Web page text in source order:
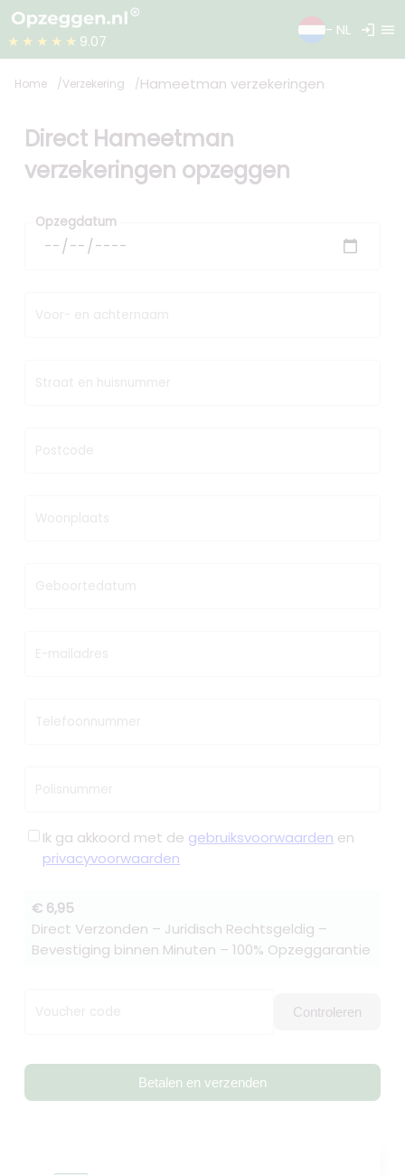
★★★★★ 9.07
- NL login menu
Home Verzekering Hameetman verzekeringen
Direct Hameetman
verzekeringen opzeggen
Opzegdatum
Voor- en achternaam
Straat en huisnummer
Postcode
Woonplaats
Geboortedatum
E-mailadres
Telefoonnummer
Polisnummer
Ik ga akkoord met de gebruiksvoorwaarden en
privacyvoorwaarden
€ 6,95
Direct Verzonden – Juridisch Rechtsgeldig –
Bevestiging binnen Minuten – 100% Opzeggarantie
Voucher code Controleren
Betalen en verzenden